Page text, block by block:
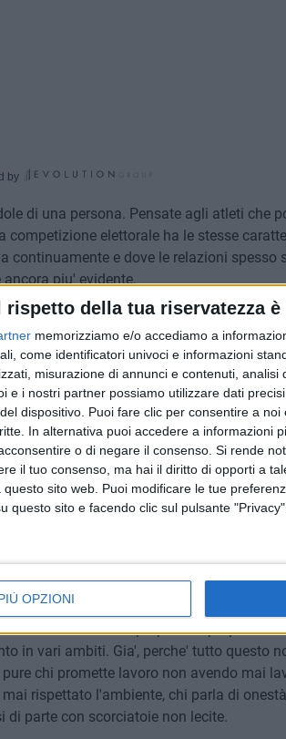
rispetto della tua riservatezza
memorizziamo e/o accediamo a
come identificatori univoci e informazioni
misurazione di annunci e contenuti, analisi
e i nostri partner possiamo utilizzare dati
dispositivo. Puoi fare clic per consentire a
In alternativa puoi accedere a informazioni
o di negare il consenso. Si rende
il tuo consenso, ma hai il diritto di opporti a
sito web. Puoi modificare le tue
questo sito e facendo clic sul pulsante
OPZIONI
by
di una persona. Pensate agli atleti che
competizione elettorale ha le stesse
continuamente e dove le relazioni spesso
piu' evidente.
attacchi distruttivi e urlati, con ipocrite
la felicità, manca poco che alcuni
un voto.
il posto a come lo si dice. Se dare il
allora essere delusi da tanti che si
della proposta, il dire viene smentito dal
che non si trova negli altri, ma non la
e testimonianze di comportamenti
Una città invocata, pulita con
consenso, mentre alimentano solo una
operatori ecologici.
l'equilibrio e il punto di osservazione
in chi si propone la propria
in vari ambiti. Gia', perche' tutto questo
chi promette lavoro non avendo mai
rispettato l'ambiente, chi parla di
di parte con scorciatoie non lecite.